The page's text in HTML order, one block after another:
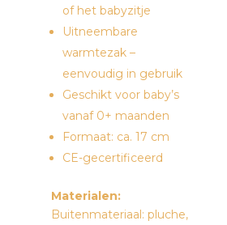
of het babyzitje
Uitneembare
warmtezak –
eenvoudig in gebruik
Geschikt voor baby’s
vanaf 0+ maanden
Formaat: ca. 17 cm
CE-gecertificeerd
Materialen:
Buitenmateriaal: pluche,